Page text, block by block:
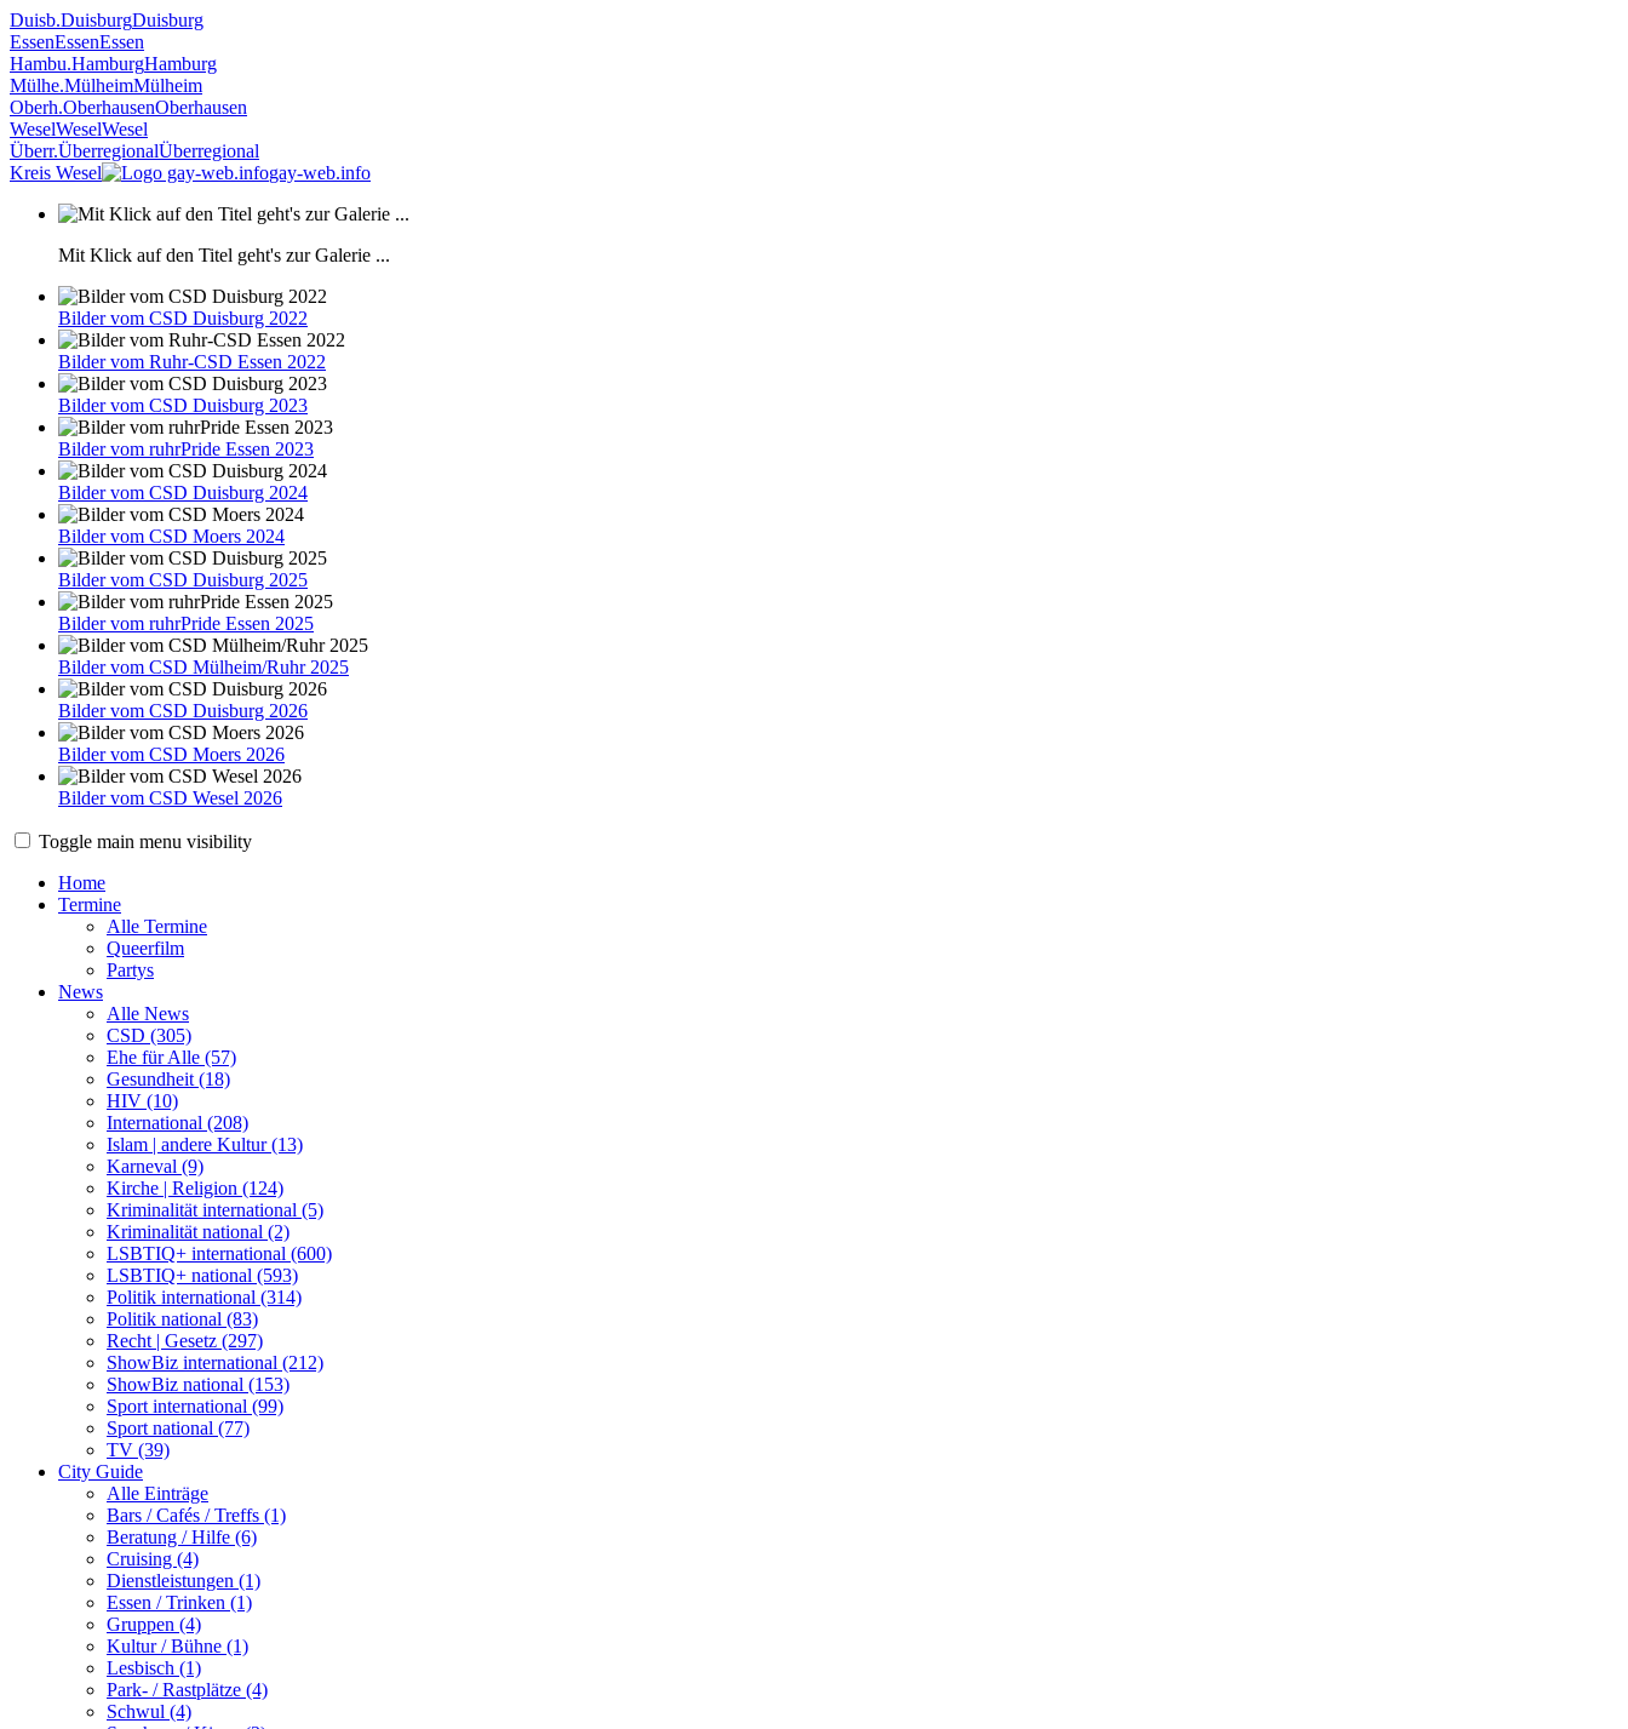
Duisb.DuisburgDuisburg
EssenEssenEssen
Hambu.HamburgHamburg
Mülhe.MülheimMülheim
Oberh.OberhausenOberhausen
WeselWeselWesel
Überr.ÜberregionalÜberregional
Kreis Wesel
gay-web.info
Mit Klick auf den Titel geht's zur Galerie ...
Bilder vom CSD Duisburg 2022
Bilder vom Ruhr-CSD Essen 2022
Bilder vom CSD Duisburg 2023
Bilder vom ruhrPride Essen 2023
Bilder vom CSD Duisburg 2024
Bilder vom CSD Moers 2024
Bilder vom CSD Duisburg 2025
Bilder vom ruhrPride Essen 2025
Bilder vom CSD Mülheim/Ruhr 2025
Bilder vom CSD Duisburg 2026
Bilder vom CSD Moers 2026
Bilder vom CSD Wesel 2026
Toggle main menu visibility
Home
Termine
Alle Termine
Queerfilm
Partys
News
Alle News
CSD (305)
Ehe für Alle (57)
Gesundheit (18)
HIV (10)
International (208)
Islam | andere Kultur (13)
Karneval (9)
Kirche | Religion (124)
Kriminalität international (5)
Kriminalität national (2)
LSBTIQ+ international (600)
LSBTIQ+ national (593)
Politik international (314)
Politik national (83)
Recht | Gesetz (297)
ShowBiz international (212)
ShowBiz national (153)
Sport international (99)
Sport national (77)
TV (39)
City Guide
Alle Einträge
Bars / Cafés / Treffs (1)
Beratung / Hilfe (6)
Cruising (4)
Dienstleistungen (1)
Essen / Trinken (1)
Gruppen (4)
Kultur / Bühne (1)
Lesbisch (1)
Park- / Rastplätze (4)
Schwul (4)